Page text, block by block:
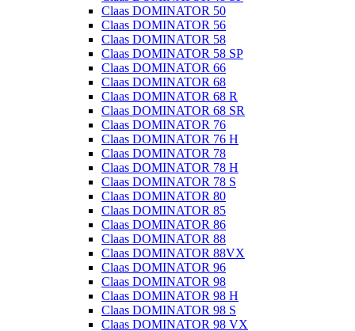
Claas DOMINATOR 50
Claas DOMINATOR 56
Claas DOMINATOR 58
Claas DOMINATOR 58 SP
Claas DOMINATOR 66
Claas DOMINATOR 68
Claas DOMINATOR 68 R
Claas DOMINATOR 68 SR
Claas DOMINATOR 76
Claas DOMINATOR 76 H
Claas DOMINATOR 78
Claas DOMINATOR 78 H
Claas DOMINATOR 78 S
Claas DOMINATOR 80
Claas DOMINATOR 85
Claas DOMINATOR 86
Claas DOMINATOR 88
Claas DOMINATOR 88VX
Claas DOMINATOR 96
Claas DOMINATOR 98
Claas DOMINATOR 98 H
Claas DOMINATOR 98 S
Claas DOMINATOR 98 VX